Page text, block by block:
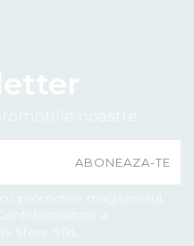
noastre
promotiile magazinului.
a
Store SRL